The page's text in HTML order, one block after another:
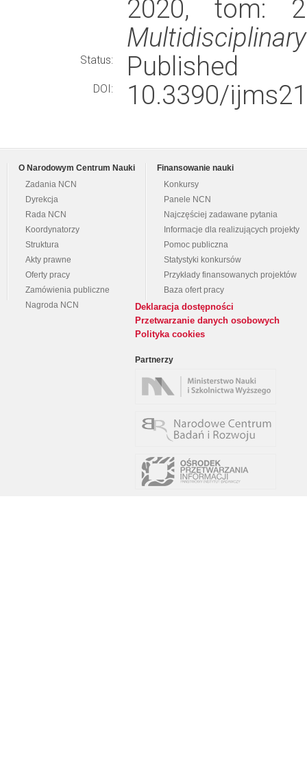
2020, tom:
Status: Published
DOI: 10.3390/
O Narodowym Centrum Nauki
Zadania NCN
Dyrekcja
Rada NCN
Koordynatorzy
Struktura
Akty prawne
Oferty pracy
Zamówienia publiczne
Nagroda NCN
Finansowanie nauki
Konkursy
Panele NCN
Najczęściej zadawane pytania
Informacje dla realizujących projekty
Pomoc publiczna
Statystyki konkursów
Przykłady finansowanych projektów
Baza ofert pracy
Deklaracja dostępności
Przetwarzanie danych osobowych
Polityka cookies
Partnerzy